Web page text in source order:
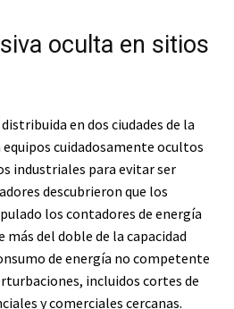
oculta en sitios
en dos ciudades de la
cuidadosamente ocultos
industriales para evitar ser
descubrieron que los
los contadores de energía
del doble de la capacidad
de energía no competente
incluidos cortes de
y comerciales cercanas.